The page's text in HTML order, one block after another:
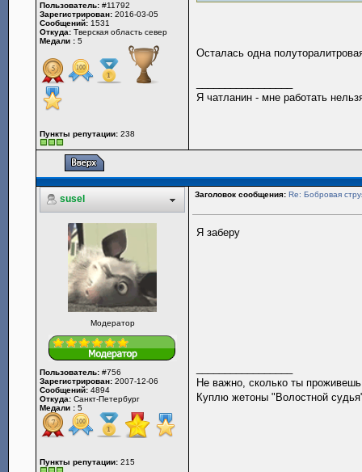
Пользователь: #11792
Зарегистрирован: 2016-03-05
Сообщений: 1531
Откуда: Тверская область север
Медали : 5
Пункты репутации: 238
Осталась одна
Я чатланин - мне работать
susel Заголовок сообщения: Re: Бобровая
Модератор
Пользователь: #756
Зарегистрирован: 2007-12-06
Сообщений: 4894
Откуда: Санкт-Петербург
Медали : 5
Пункты репутации: 215
Я заберу
Не важно, сколько ты
Куплю жетоны "Волостной